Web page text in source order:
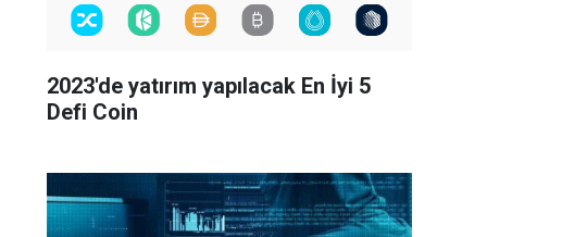
2023'de yatırım yapılacak En İyi 5
Defi Coin